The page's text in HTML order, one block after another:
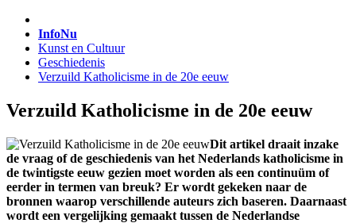
InfoNu
Kunst en Cultuur
Geschiedenis
Verzuild Katholicisme in de 20e eeuw
Verzuild Katholicisme in de 20e eeuw
Dit artikel draait inzake
de vraag of de geschiedenis van het Nederlands katholicisme in
de twintigste eeuw gezien moet worden als een continuüm of
eerder in termen van breuk? Er wordt gekeken naar de
bronnen waarop verschillende auteurs zich baseren. Daarnaast
wordt een vergelijking gemaakt tussen de Nederlandse